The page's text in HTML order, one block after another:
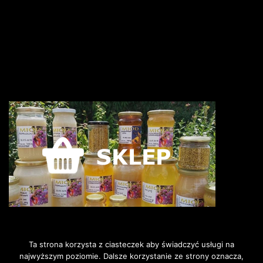
Ta strona korzysta z ciasteczek aby świadczyć usługi na
najwyższym poziomie. Dalsze korzystanie ze strony oznacza,